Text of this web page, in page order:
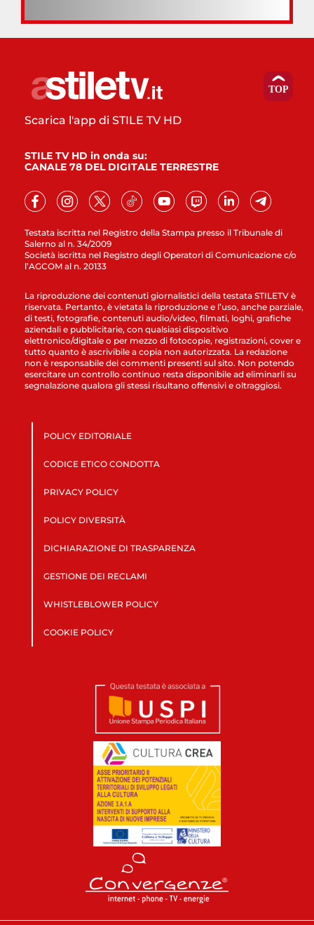
Testata iscritta nel Registro della Stampa presso il Tribunale di
Salerno al n. 34/2009
Società iscritta nel Registro degli Operatori di Comunicazione c/o
l’AGCOM al n. 20133
Scarica l'app di STILE TV HD
STILE TV HD in onda su:
CANALE 78 DEL DIGITALE TERRESTRE
La riproduzione dei contenuti giornalistici della testata STILETV è
riservata. Pertanto, è vietata la riproduzione e l’uso, anche parziale,
di testi, fotografie, contenuti audio/video, filmati, loghi, grafiche
aziendali e pubblicitarie, con qualsiasi dispositivo
elettronico/digitale o per mezzo di fotocopie, registrazioni, cover e
tutto quanto è ascrivibile a copia non autorizzata. La redazione
non è responsabile dei commenti presenti sul sito. Non potendo
esercitare un controllo continuo resta disponibile ad eliminarli su
segnalazione qualora gli stessi risultano offensivi e oltraggiosi.
POLICY EDITORIALE
CODICE ETICO CONDOTTA
PRIVACY POLICY
POLICY DIVERSITÀ
DICHIARAZIONE DI TRASPARENZA
GESTIONE DEI RECLAMI
WHISTLEBLOWER POLICY
COOKIE POLICY